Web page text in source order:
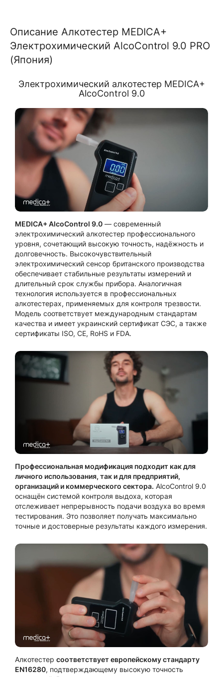
Описание Алкотестер MEDICA+
Электрохимический AlcoControl 9.0 PRO
(Япония)
Электрохимический алкотестер MEDICA+
AlcoControl 9.0
MEDICA+ AlcoControl 9.0 — современный
электрохимический алкотестер профессионального
уровня, сочетающий высокую точность, надёжность и
долговечность. Высокочувствительный
электрохимический сенсор британского производства
обеспечивает стабильные результаты измерений и
длительный срок службы прибора. Аналогичная
технология используется в профессиональных
алкотестерах, применяемых для контроля трезвости.
Модель соответствует международным стандартам
качества и имеет украинский сертификат СЭС, а также
сертификаты ISO, CE, RoHS и FDA.
Профессиональная модификация подходит как для
личного использования, так и для предприятий,
организаций и коммерческого сектора. AlcoControl 9.0
оснащён системой контроля выдоха, которая
отслеживает непрерывность подачи воздуха во время
тестирования. Это позволяет получать максимально
точные и достоверные результаты каждого измерения.
Алкотестер соответствует европейскому стандарту
EN16280, подтверждающему высокую точность